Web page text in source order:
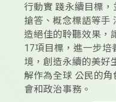
行動實 踐永續目標
搶答、概念標語等手
造絕佳的聆聽效果，
17項目標，進一步培
境，創造永續的美好
解作為全球 公民的
會和政治事務。